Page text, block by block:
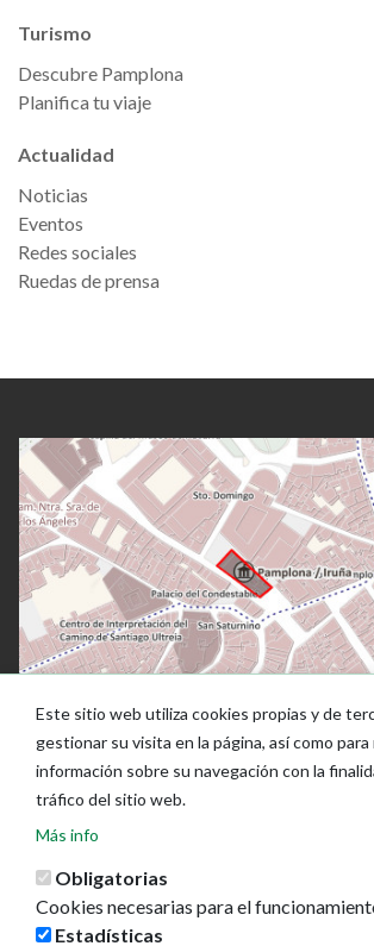
Turismo
Descubre Pamplona
Planifica tu viaje
Actualidad
Noticias
Eventos
Redes sociales
Ruedas de prensa
Este sitio web utiliza cookies propias y de
gestionar su visita en la página, así como
información sobre su navegación con la
tráfico del sitio web.
Más info
Obligatorias
Cookies necesarias para el
Estadísticas